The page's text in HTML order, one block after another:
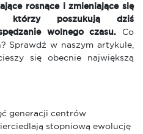
rosnące i zmieniające się
którzy poszukują dziś
wolnego czasu. Co
Sprawdź w naszym artykule,
się obecnie największą
generacji centrów
stopniową ewolucję